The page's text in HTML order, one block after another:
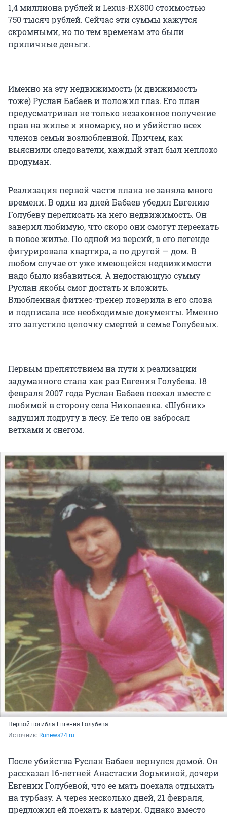
1,4 миллиона рублей иLexus-RX800стоимостью
750 тысяч рублей. Сейчас эти суммы кажутся
скромными, но по тем временам это были
приличные деньги.
Именно на эту недвижимость (и движимость
тоже) Руслан Бабаев и положил глаз. Его план
предусматривал не только незаконное получение
прав на жилье и иномарку, но и убийство всех
членов семьи возлюбленной. Причем, как
выяснили следователи, каждый этап был неплохо
продуман.
Реализация первой части плана не заняла много
времени. В один из дней Бабаев убедил Евгению
Голубеву переписать на него недвижимость. Он
заверил любимую, что скоро они смогут переехать
в новое жилье. По одной из версий, в его легенде
фигурировала квартира, а по другой — дом. В
любом случае от уже имеющейся недвижимости
надо было избавиться. А недостающую сумму
Руслан якобы смог достать и вложить.
Влюбленная фитнес-тренер поверила в его слова
и подписала все необходимые документы. Именно
это запустило цепочку смертей в семье Голубевых.
Первым препятствием на пути к реализации
задуманного стала как раз Евгения Голубева. 18
февраля 2007 года Руслан Бабаев поехал вместе с
любимой в сторону села Николаевка. «Шубник»
задушил подругу в лесу. Ее тело он забросал
ветками и снегом.
Первой погибла Евгения Голубева
Источник: Runews24.ru
После убийства Руслан Бабаев вернулся домой. Он
рассказал 16-летней Анастасии Зорькиной, дочери
Евгении Голубевой, что ее мать поехала отдыхать
на турбазу. А через несколько дней, 21 февраля,
предложил ей поехать к матери. Однако вместо